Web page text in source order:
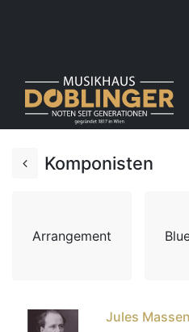
Komponisten
Arrangement
Jules